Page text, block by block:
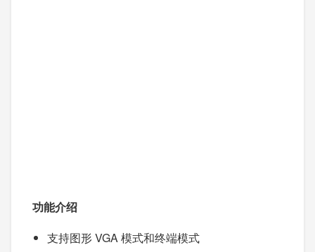
功能介绍
支持图形 VGA 模式和终端模式